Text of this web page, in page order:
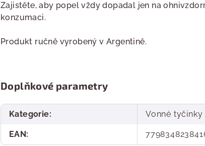
Zajistěte, aby popel vždy dopadal jen na
konzumaci.
Produkt ručně vyrobený v Argentině.
Doplňkové parametry
Kategorie: Vonné tyčinky
EAN: